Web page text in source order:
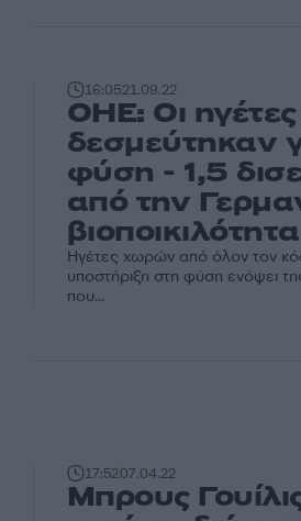
16:0521.09.22
ΟΗΕ: Οι
δεσμεύτηκαν
φύση - 1,5
από την
βιοποικιλότητα
Ηγέτες χωρών από όλον τον
υποστήριξη στη φύση ενόψει
που...
17:5207.04.22
Μπρους